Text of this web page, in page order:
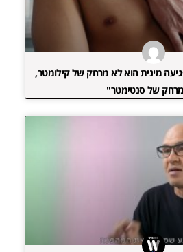
מינית הוא לא מרחק של קילומטר,
של סנטימטר"